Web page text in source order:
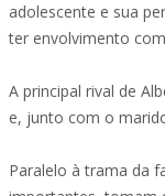
adolescente e sua
ter envolvimento
A principal rival de
e, junto com o
Paralelo à trama da